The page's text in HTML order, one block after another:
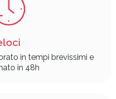
in tempi brevissimi e
in 48h